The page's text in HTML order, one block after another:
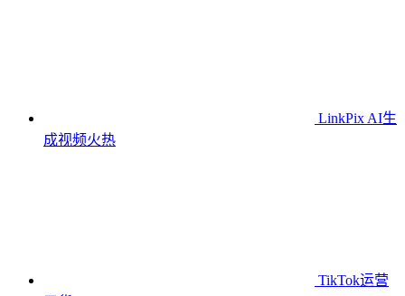
LinkPix AI生
成视频火热
TikTok运营